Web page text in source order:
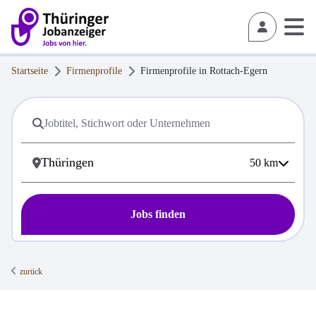
Startseite Firmenprofile Firmenprofile in Rottach-Egern
50 km
Jobs finden
zurück